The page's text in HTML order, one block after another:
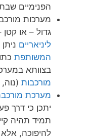
הפנימיים שבתוכה (נוה,
מערכות
גדול – או
ליניאריים
המשותפת
בצוותא
מורכבות (נוה, 2003, עמ' 26-25).
מערכת
יתכן כי דרך
תמיד תהיה
להיפוכה, אלא